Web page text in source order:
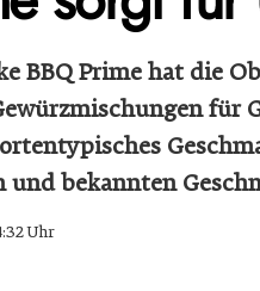
BBQ Prime hat die
und bekannten
Uhr